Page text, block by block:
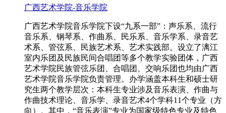
广西艺术学院-音乐学院
广西艺术学院音乐学院下设“九系一部”：声乐系、流行
音乐系、钢琴系、作曲系、民乐系、音乐学系、录音艺
术系、管弦系、民族艺术系、艺术实践部。设立了漓江
室内乐团及民族民间合唱团等多个教学实验团体，广西
艺术学院民族管弦乐团、合唱团、交响乐团也均由广西
艺术学院音乐学院负责管理。办学涵盖本科生和硕士研
究生两个教学层次：本科生专业涉及音乐表演、作曲与
作曲技术理论、音乐学、录音艺术4个学科11个专业（方
向）。其中，“音乐表演”专业为国家级特色专业及特色